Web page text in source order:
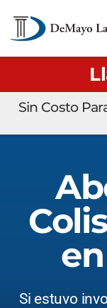
Sin Costo
Si estuvo